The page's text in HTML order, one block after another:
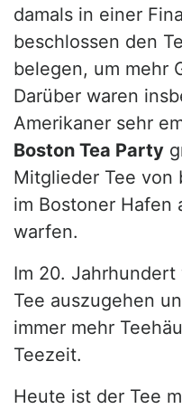
damals in einer
beschlossen den
belegen, um mehr
Darüber waren
Amerikaner sehr
Boston Tea Party
Mitglieder Tee von
im Bostoner Hafen
warfen.
Im 20.
Tee auszugehen
immer mehr
Teezeit.
Heute ist der Tee